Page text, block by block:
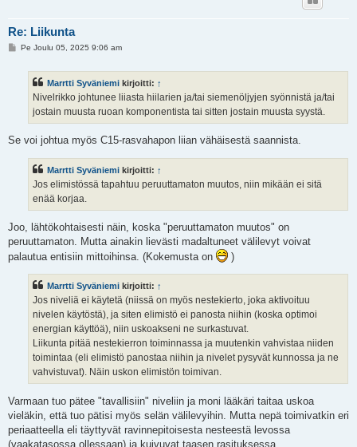
Re: Liikunta
VPe Joulu 05, 2025 9:06 am
Marrtti Syväniemi kirjoitti: ↑
Nivelrikko johtunee liiasta hiilarien ja/tai siemenöljyjen syönnistä ja/tai
jostain muusta ruoan komponentista tai sitten jostain muusta syystä.
Se voi johtua myös C15-rasvahapon liian vähäisestä saannista.
Marrtti Syväniemi kirjoitti: ↑
Jos elimistössä tapahtuu peruuttamaton muutos, niin mikään ei sitä
enää korjaa.
Joo, lähtökohtaisesti näin, koska "peruuttamaton muutos" on
peruuttamaton. Mutta ainakin lievästi madaltuneet välilevyt voivat
palautua entisiin mittoihinsa. (Kokemusta on
)
Marrtti Syväniemi kirjoitti: ↑
Jos niveliä ei käytetä (niissä on myös nestekierto, joka aktivoituu
nivelen käytöstä), ja siten elimistö ei panosta niihin (koska optimoi
energian käyttöä), niin uskoakseni ne surkastuvat.
Liikunta pitää nestekierron toiminnassa ja muutenkin vahvistaa niiden
toimintaa (eli elimistö panostaa niihin ja nivelet pysyvät kunnossa ja ne
vahvistuvat). Näin uskon elimistön toimivan.
Varmaan tuo pätee "tavallisiin" niveliin ja moni lääkäri taitaa uskoa
vieläkin, että tuo pätisi myös selän välilevyihin. Mutta nepä toimivatkin eri
periaatteella eli täyttyvät ravinnepitoisesta nesteestä levossa
(vaakatasossa ollessaan) ja kuivuvat taasen rasituksessa